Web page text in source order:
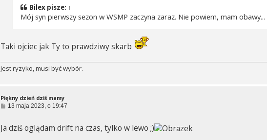
Bilexpisze: ↑
Mój syn pierwszy sezon w WSMP zaczyna zaraz. Nie powiem, mam obawy...
Taki ojciec jak Ty to prawdziwy skarb
Jest ryzyko, musi być wybór.
Piękny dzień dziś mamy
P
t
13 maja 2023, o 19:47
Ja dziś oglądam drift na czas, tylko w lewo ;)